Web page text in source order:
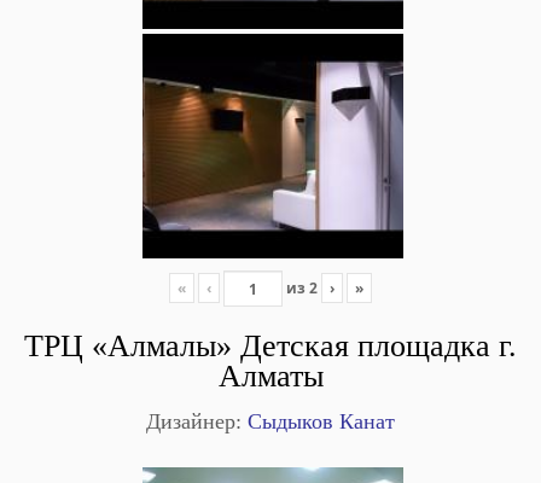
« ‹ из 2 › »
ТРЦ «Алмалы» Детская площадка г.
Алматы
Дизайнер: Сыдыков Канат